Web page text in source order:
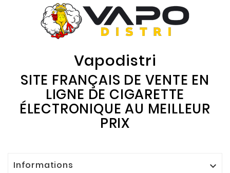
Vapodistri
SITE FRANÇAIS DE VENTE EN
LIGNE DE CIGARETTE
ÉLECTRONIQUE AU MEILLEUR
PRIX
Informations 